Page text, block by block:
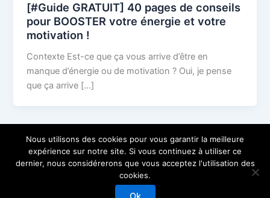
[#Guide GRATUIT] 40 pages de conseils
pour BOOSTER votre énergie et votre
motivation !
Contexte Est-ce que ça vous arrive d’être en
manque d’énergie ou de motivation ? Oui, je pense
que ça arrive […]
Copyright © 2026 Les Coureurs Motivés
Nous utilisons des cookies pour vous garantir la meilleure
expérience sur notre site. Si vous continuez à utiliser ce
dernier, nous considérerons que vous acceptez l'utilisation des
cookies.